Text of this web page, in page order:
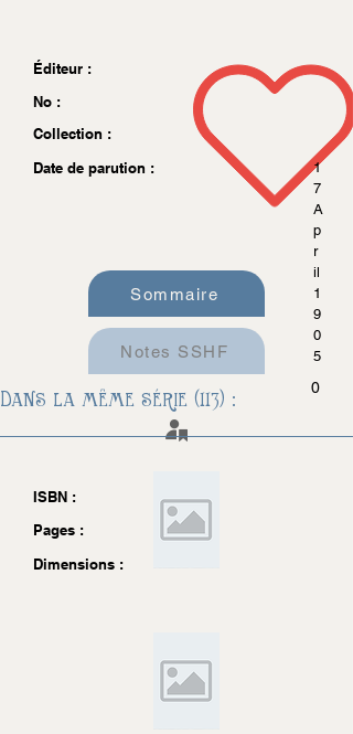
Éditeur :
No :
Collection :
Date de parution :
1
7
A
p
r
il
1
9
0
5
0
ISBN :
Pages :
Dimensions :
Sommaire
Notes SSHF
Dans la même série (113) :